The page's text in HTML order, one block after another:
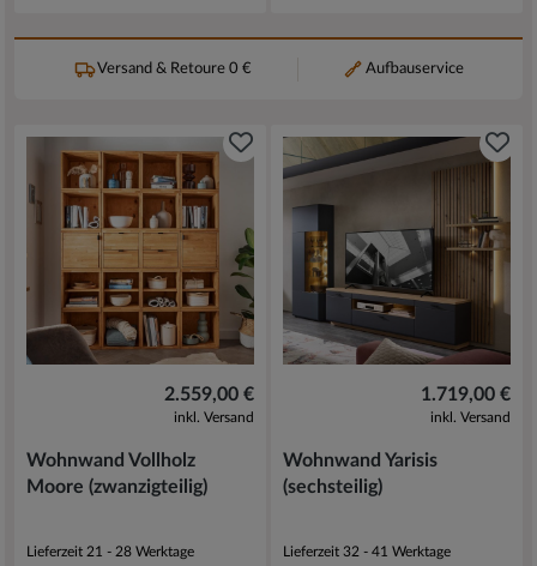
Versand & Retoure 0 € Aufbauservice
2.559,00 €
inkl. Versand
Wohnwand Vollholz
Moore (zwanzigteilig)
Lieferzeit 21 - 28 Werktage
1.719,00 €
inkl. Versand
Wohnwand Yarisis
(sechsteilig)
Lieferzeit 32 - 41 Werktage